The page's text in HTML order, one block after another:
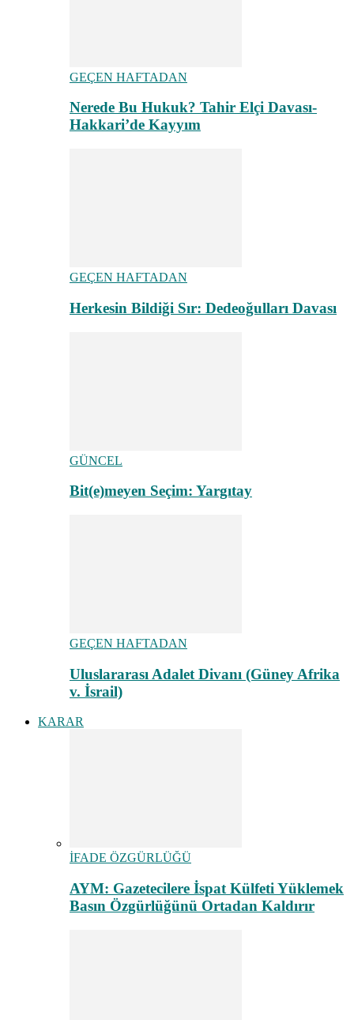
GEÇEN HAFTADAN
Nerede Bu Hukuk? Tahir Elçi Davası-
Hakkari’de Kayyım
GEÇEN HAFTADAN
Herkesin Bildiği Sır: Dedeoğulları Davası
GÜNCEL
Bit(e)meyen Seçim: Yargıtay
GEÇEN HAFTADAN
Uluslararası Adalet Divanı (Güney Afrika
v. İsrail)
KARAR
İFADE ÖZGÜRLÜĞÜ
AYM: Gazetecilere İspat Külfeti Yüklemek
Basın Özgürlüğünü Ortadan Kaldırır